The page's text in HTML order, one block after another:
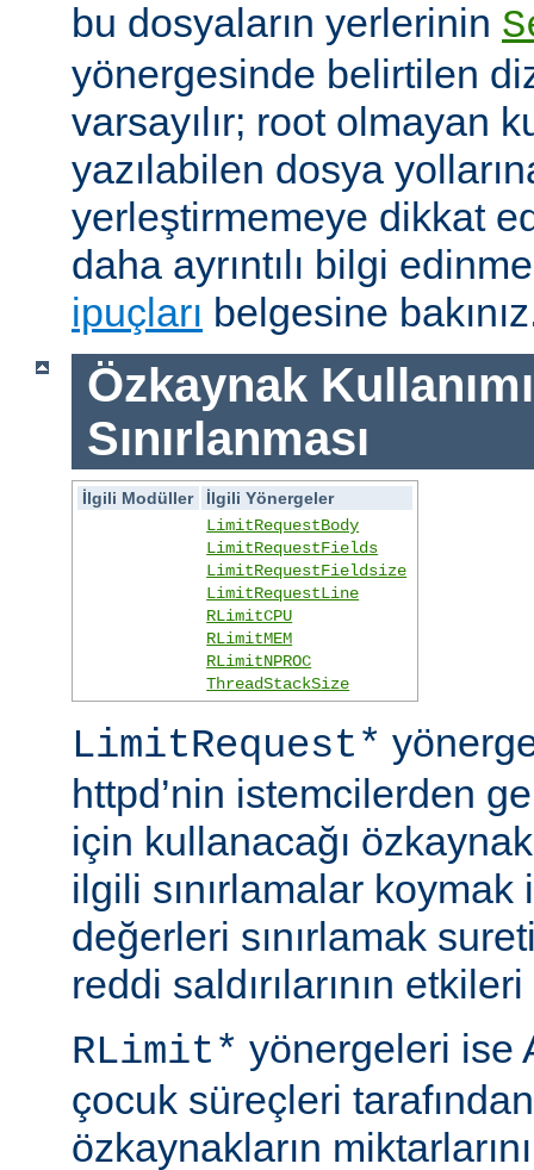
bu dosyaların yerlerinin
yönergesinde belirtilen
varsayılır; root olmayan
yazılabilen dosya
yerleştirmemeye dikkat
daha ayrıntılı bilgi
ipuçları belgesine
Özkaynak
Sınırlanması
İlgili Modüller
İlgili Yönergeler
LimitRequestBody
LimitRequestFields
LimitRequestFieldsize
LimitRequestLine
RLimitCPU
RLimitMEM
RLimitNPROC
ThreadStackSize
LimitRequest*
httpd’nin istemcilerden
için kullanacağı
ilgili sınırlamalar koymak
değerleri sınırlamak
reddi saldırılarının
RLimit* yönergeleri ise
çocuk süreçleri
özkaynakların